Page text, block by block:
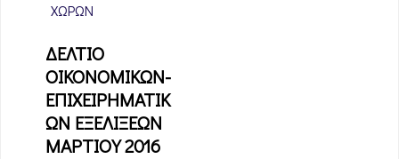
ΧΩΡΏΝ
ΔΕΛΤΙΟ
ΟΙΚΟΝΟΜΙΚΩΝ-
ΕΠΙΧΕΙΡΗΜΑΤΙΚ
ΩΝ ΕΞΕΛΙΞΕΩΝ
ΜΑΡΤΙΟΥ 2016